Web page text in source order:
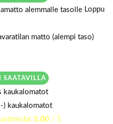
Loppu
matto (alempi taso)
SAATAVILLA
) kaukalomatot
5.00/ 5